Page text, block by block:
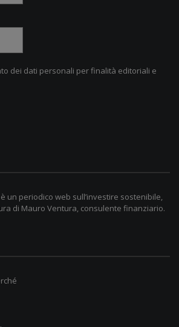
dei dati personali per finalità editoriali e
un periodico web sull’investire sostenibile,
di Mauro Ventura, consulente finanziario.